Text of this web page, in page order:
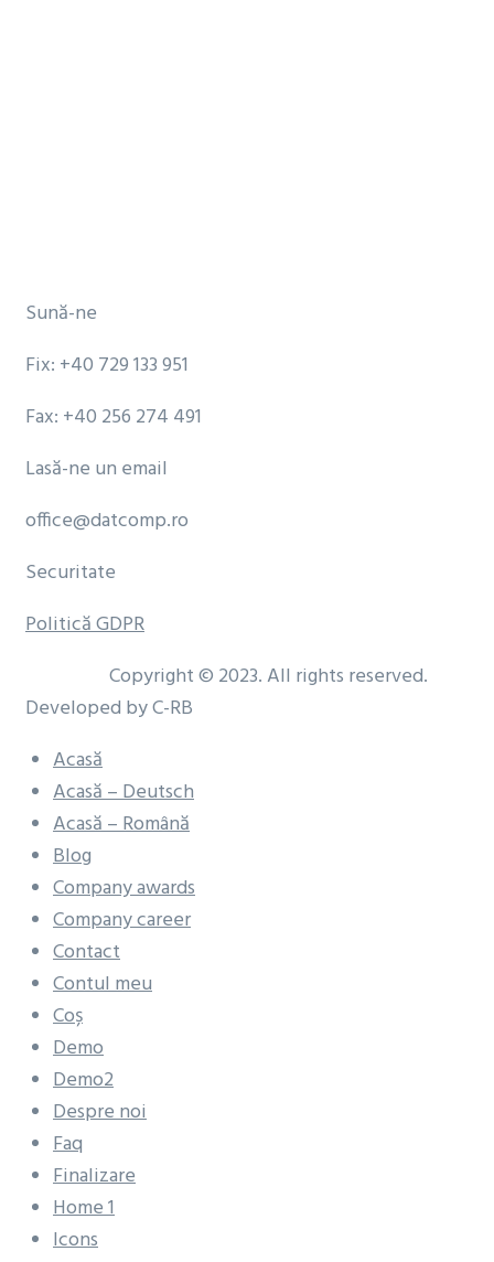
Sună-ne
Fix: +40 729 133 951
Fax: +40 256 274 491
Lasă-ne un email
office@datcomp.ro
Securitate
Politică GDPR
Copyright © 2023.All rights reserved.
Developed by C-RB
Acasă
Acasă – Deutsch
Acasă – Română
Blog
Company awards
Company career
Contact
Contul meu
Coș
Demo
Demo2
Despre noi
Faq
Finalizare
Home 1
Icons